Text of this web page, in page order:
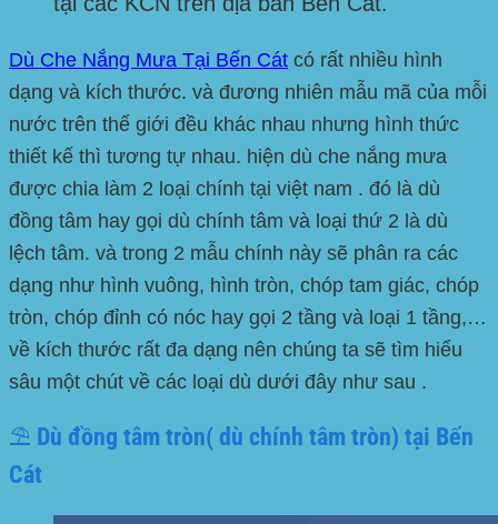
Dù Che Nắng Mưa Tại Bến Cát có rất nhiều hình
dạng và kích thước. và đương nhiên mẫu mã của mỗi
nước trên thế giới đều khác nhau nhưng hình thức
thiết kế thì tương tự nhau. hiện dù che nắng mưa
được chia làm 2 loại chính tại việt nam . đó là dù
đồng tâm hay gọi dù chính tâm và loại thứ 2 là dù
lệch tâm. và trong 2 mẫu chính này sẽ phân ra các
dạng như hình vuông, hình tròn, chóp tam giác, chóp
tròn, chóp đỉnh có nóc hay gọi 2 tầng và loại 1 tầng,…
về kích thước rất đa dạng nên chúng ta sẽ tìm hiểu
sâu một chút về các loại dù dưới đây như sau .
⛱️ Dù đồng tâm tròn( dù chính tâm tròn) tại Bến
Cát